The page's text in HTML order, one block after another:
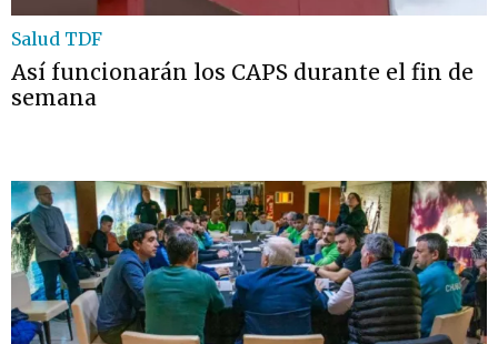
Salud TDF
Así funcionarán los CAPS durante el fin de
semana